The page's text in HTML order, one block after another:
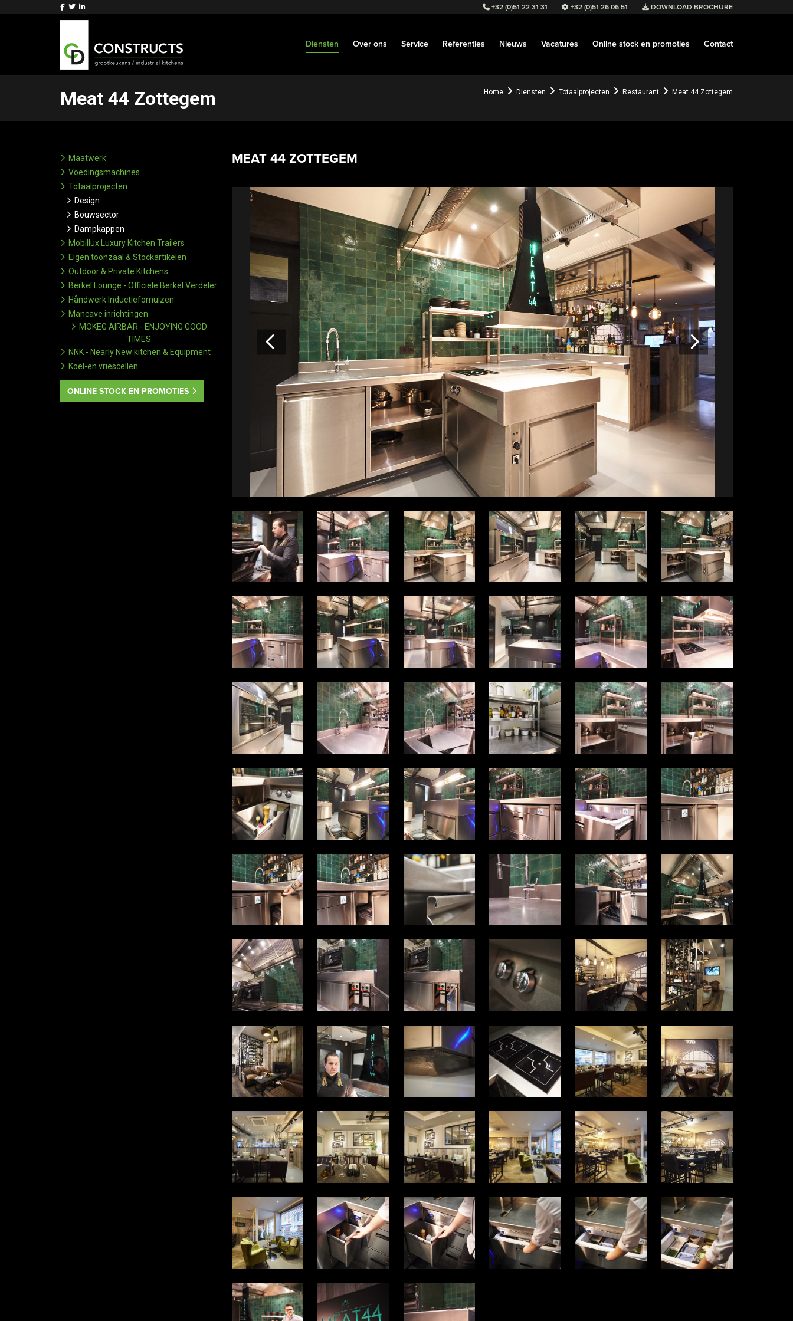
+32 (0)51 22 31 31 +32 (0)51 26 06 51 DOWNLOAD BROCHURE
Diensten Over ons Service Referenties Nieuws Vacatures Online stock en promoties Contact
Meat 44 Zottegem Home Diensten Totaalprojecten Restaurant Meat 44 Zottegem
Maatwerk
Voedingsmachines
Totaalprojecten
Design
Bouwsector
Dampkappen
Mobillux Luxury Kitchen Trailers
Eigen toonzaal & Stockartikelen
Outdoor & Private Kitchens
Berkel Lounge - Officiële Berkel Verdeler
Håndwerk Inductiefornuizen
Mancave inrichtingen
MOKEG AIRBAR - ENJOYING GOOD
TIMES
NNK - Nearly New kitchen & Equipment
Koel-en vriescellen
ONLINE STOCK EN PROMOTIES
MEAT 44 ZOTTEGEM
Vorige Volgende